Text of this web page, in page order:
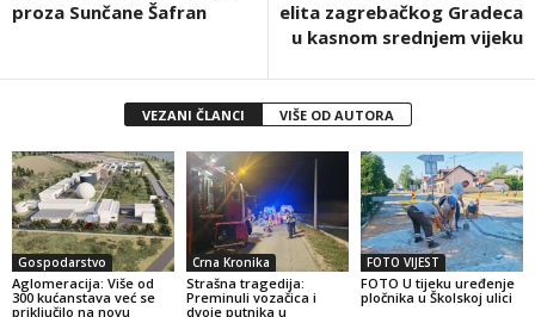
proza Sunčane Šafran
elita zagrebačkog Gradeca
u kasnom srednjem vijeku
VEZANI ČLANCI VIŠE OD AUTORA
Gospodarstvo
Aglomeracija: Više od
300 kućanstava već se
priključilo na novu
Crna Kronika
Strašna tragedija:
Preminuli vozačica i
dvoje putnika u
FOTO VIJEST
FOTO U tijeku uređenje
pločnika u Školskoj ulici